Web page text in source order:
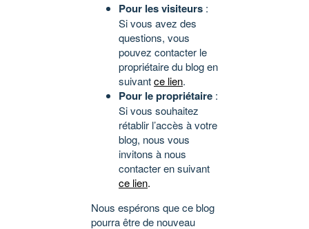
Pour les visiteurs :
Si vous avez des
questions, vous
pouvez contacter le
propriétaire du blog en
suivantce lien.
Pour le propriétaire :
Si vous souhaitez
rétablir l’accès à votre
blog, nous vous
invitons à nous
contacter en suivant
ce lien.
Nous espérons que ce blog
pourra être de nouveau